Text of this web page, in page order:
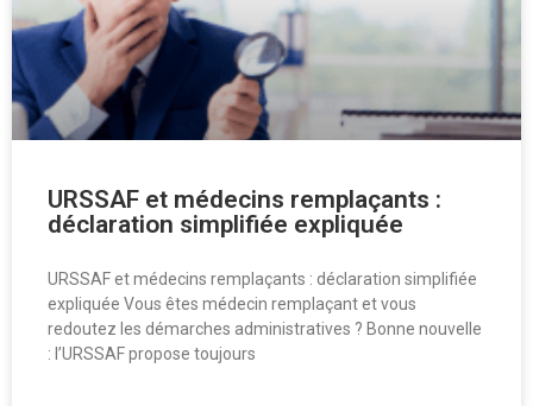
URSSAF et médecins remplaçants :
déclaration simplifiée expliquée
URSSAF et médecins remplaçants : déclaration simplifiée
expliquée Vous êtes médecin remplaçant et vous
redoutez les démarches administratives ? Bonne nouvelle
: l’URSSAF propose toujours